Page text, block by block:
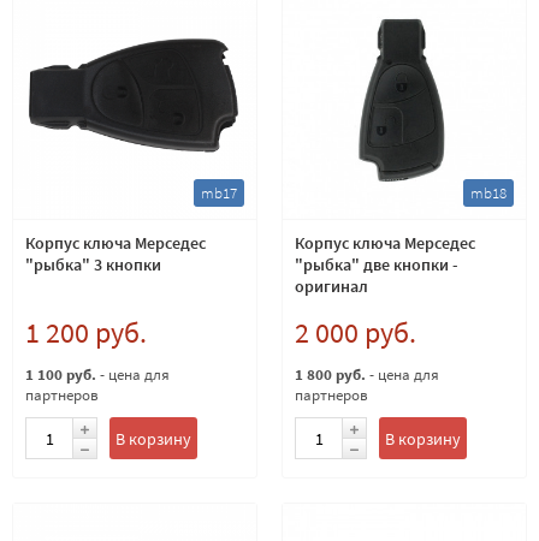
mb17
Корпус ключа Мерседес
"рыбка" 3 кнопки
1 200 руб.
1 100 руб. - цена для
партнеров
В корзину
mb18
Корпус ключа Мерседес
"рыбка" две кнопки -
оригинал
2 000 руб.
1 800 руб. - цена для
партнеров
В корзину